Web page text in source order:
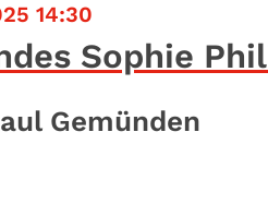
14:30
Sophie
Gemünden